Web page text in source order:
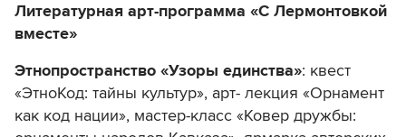
Литературная арт-программа «С Лермонтовкой
вместе»
Этнопространство «Узоры единства»: квест
«ЭтноКод: тайны культур», арт- лекция «Орнамент
как код нации», мастер-класс «Ковер дружбы: